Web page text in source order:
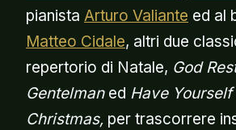
pianista Arturo Valiante ed al
Matteo Cidale, altri due
repertorio di Natale, God
Gentelmaned Have
Christmas, per trascorrere